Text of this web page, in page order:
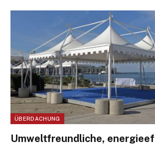
ÜBERDACHUNG
Umweltfreundliche,